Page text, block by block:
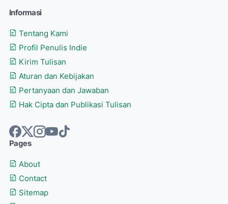
Informasi
Tentang Kami
Profil Penulis Indie
Kirim Tulisan
Aturan dan Kebijakan
Pertanyaan dan Jawaban
Hak Cipta dan Publikasi Tulisan
Pages
About
Contact
Sitemap